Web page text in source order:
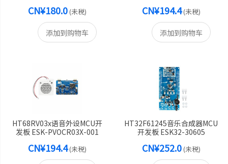
CN¥180.0(未税)
添加到购物车
CN¥194.4(未税)
添加到购物车
HT68RV03x语音外设MCU开
发板 ESK-PVOCR03X-001
CN¥194.4(未税)
HT32F61245音乐合成器MCU
开发板 ESK32-30605
CN¥252.0(未税)